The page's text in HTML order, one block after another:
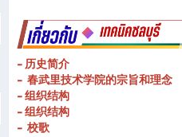
- 历史简介
- 春武里技术学院的宗旨和理念
- 组织结构
- 组织结构
- 校歌